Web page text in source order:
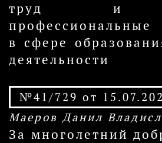
труд и
профессиональные
в сфере
деятельности
№41/729 от
Маеров Данил
За многолетний